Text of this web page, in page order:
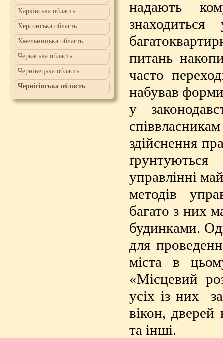
Харківська область
Херсонська область
Хмельницька область
Черкаська область
Чернівецька область
Чернігівська область
надають
знаходиться
питань
часто
набував форми
у
здійснення
управлінні
методів
багато з них
будинками.
для
міста в
«Місцевий
усіх із них
вікон, дверей
та інші.